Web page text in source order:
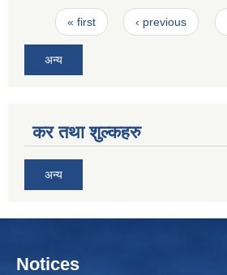
Pages
« first ‹ previous
अन्य
कर तथा शुल्कहरु
अन्य
Notices